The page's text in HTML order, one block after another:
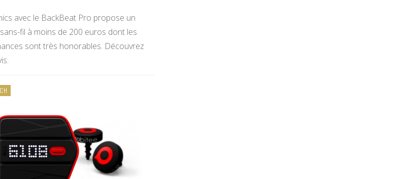
avec le BackBeat Pro propose un
fil à moins de 200 euros dont les
sont très honorables. Découvrez